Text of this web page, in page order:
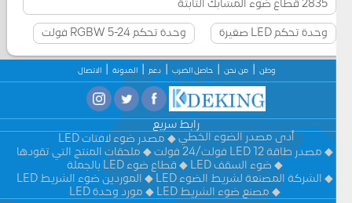
2835 قطاع ضوء المشابك الثابتة
وحدة تحكم LED صغيرة وحدة تحكم RGBW 5-24 فولت
وطن من نحن حاصل الضرب دعم المدونة الاتصال
رابط سريع
أدى مصدر الضوء الخطي
مصدر ضوء لافتات LED
مصدر طاقة LED 12 فولت/24 فولت
ملحقات المنتج التي تقودها
ضوء السقف LED
قطاع ضوء LED بالجملة
الشركة المصنعة لشريط الضوء LED
الموردين ضوء الشريط LED
مصنع ضوء الشريط LED
مورد وحدة LED